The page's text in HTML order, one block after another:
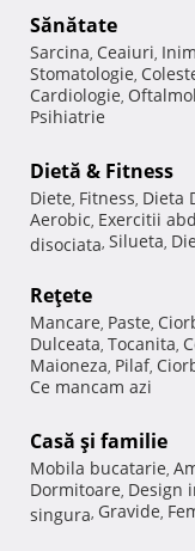
Sănătate
Sarcina, Ceaiuri,
Stomatologie,
Cardiologie,
Psihiatrie
Dietă & Fitness
Diete, Fitness, Dieta
Aerobic, Exercitii
disociata, Silueta,
Reţete
Mancare, Paste,
Dulceata, Tocanita,
Maioneza, Pilaf,
Ce mancam azi
Casă şi familie
Mobila bucatarie,
Dormitoare, Design
singura, Gravide,